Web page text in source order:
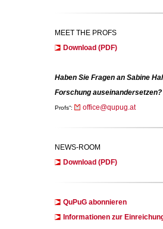
MEET THE PROFS
Download (PDF)
Haben Sie Fragen an Sabine
Forschung auseinandersetzen?
Profs“: office@qupug.at
NEWS-ROOM
Download (PDF)
QuPuG abonnieren
Informationen zur